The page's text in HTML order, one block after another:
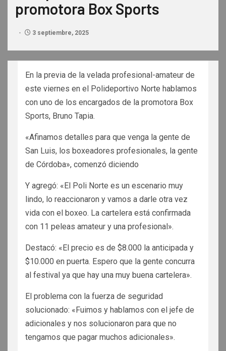
promotora Box Sports
3 septiembre, 2025
En la previa de la velada profesional-amateur de
este viernes en el Polideportivo Norte hablamos
con uno de los encargados de la promotora Box
Sports, Bruno Tapia.
«Afinamos detalles para que venga la gente de
San Luis, los boxeadores profesionales, la gente
de Córdoba», comenzó diciendo
Y agregó: «El Poli Norte es un escenario muy
lindo, lo reaccionaron y vamos a darle otra vez
vida con el boxeo. La cartelera está confirmada
con 11 peleas amateur y una profesional».
Destacó: «El precio es de $8.000 la anticipada y
$10.000 en puerta. Espero que la gente concurra
al festival ya que hay una muy buena cartelera».
El problema con la fuerza de seguridad
solucionado: «Fuimos y hablamos con el jefe de
adicionales y nos solucionaron para que no
tengamos que pagar muchos adicionales».